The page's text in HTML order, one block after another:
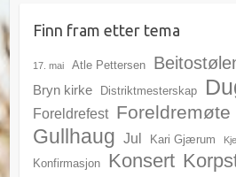
Finn fram etter tema
17. mai Atle Pettersen
Bryn kirke Distriktmesterskap
Foreldrefest Foreldremøte
Gullhaug Jul Kari Gjærum
Konfirmasjon Konsert